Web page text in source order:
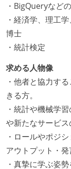
・BigQueryなど
・経済学、理工
博士
・統計検定
求める人物像
・他者と協力す
きる方。
・統計や機械学
や新たなサービ
・ロールやポジ
アウトプット・
・真摯に学ぶ姿